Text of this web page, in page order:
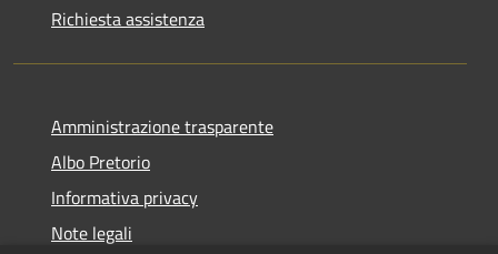
Richiesta assistenza
Amministrazione trasparente
Albo Pretorio
Informativa privacy
Note legali